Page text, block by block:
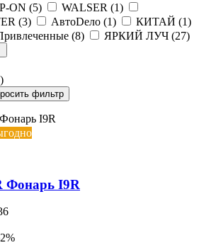
ON (5) WALSER (1)
(3) АвтоDело (1) КИТАЙ (1)
(8) ЯРКИЙ ЛУЧ (27)
)
Фонарь I9R